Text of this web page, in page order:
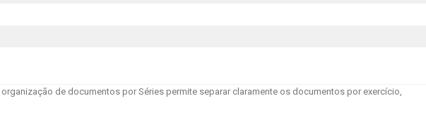
de documentos por Séries permite separar claramente os documentos por exercício,